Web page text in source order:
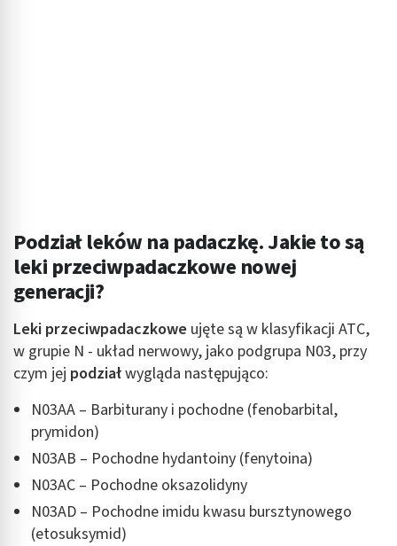
Podział leków na padaczkę. Jakie to są
leki przeciwpadaczkowe nowej
generacji?
Leki przeciwpadaczkowe ujęte są w klasyfikacji ATC,
w grupie N - układ nerwowy, jako podgrupa N03, przy
czym jej podziałwygląda następująco:
N03AA – Barbiturany i pochodne (fenobarbital,
prymidon)
N03AB – Pochodne hydantoiny (fenytoina)
N03AC – Pochodne oksazolidyny
N03AD – Pochodne imidu kwasu bursztynowego
(etosuksymid)